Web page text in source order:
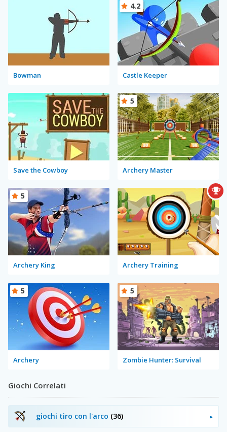
Bowman Castle Keeper
4.2
Save the Cowboy Archery Master
5
Archery King
5
Archery Training
Archery
5
Zombie Hunter: Survival
5
Giochi Correlati
giochi tiro con l'arco (36)